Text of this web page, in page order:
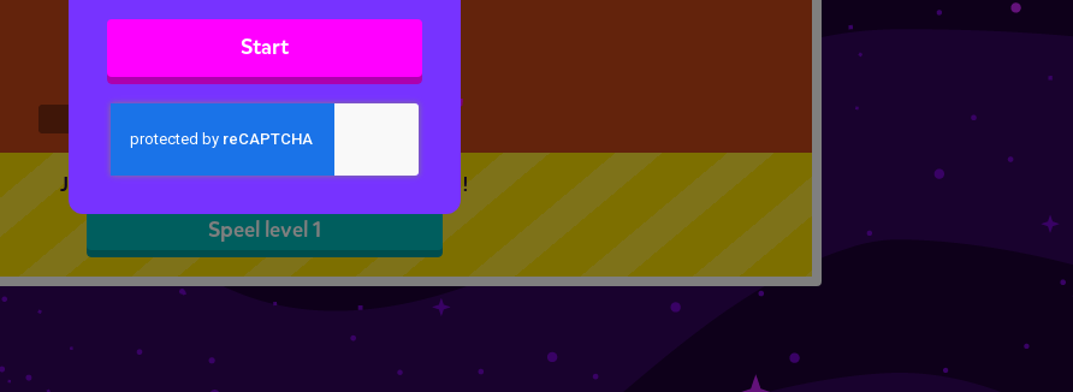
Je kunt 5 gratis quizzen spelen. Speel de eerste!
Speel level 1
Start